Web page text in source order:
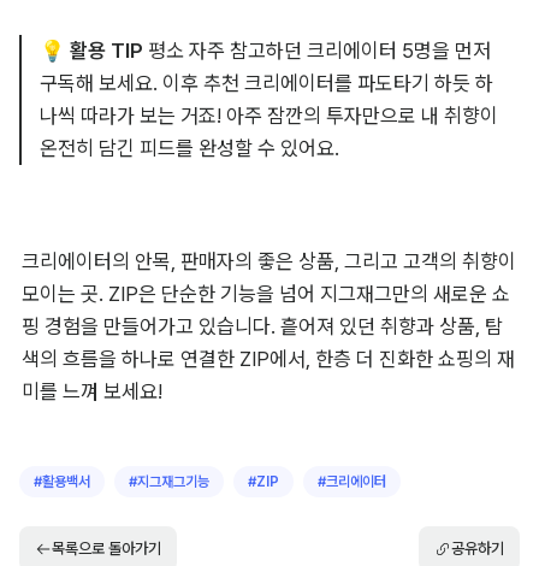
💡 활용 TIP 평소 자주 참고하던 크리에이터 5명을 먼저
구독해 보세요. 이후 추천 크리에이터를 파도타기 하듯 하
나씩 따라가 보는 거죠! 아주 잠깐의 투자만으로 내 취향이
온전히 담긴 피드를 완성할 수 있어요.
크리에이터의 안목, 판매자의 좋은 상품, 그리고 고객의 취향이
모이는 곳. ZIP은 단순한 기능을 넘어 지그재그만의 새로운 쇼
핑 경험을 만들어가고 있습니다. 흩어져 있던 취향과 상품, 탐
색의 흐름을 하나로 연결한 ZIP에서, 한층 더 진화한 쇼핑의 재
#활용백서 #지그재그기능 #ZIP #크리에이터
목록으로 돌아가기 공유하기